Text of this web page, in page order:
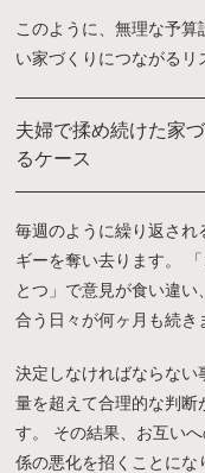
このように、無理な予
い家づくりにつながるリ
夫婦で揉め続けた家
るケース
毎週のように繰り返さ
ギーを奪い去ります。
とつ」で意見が食い違
合う日々が何ヶ月も続き
決定しなければならない
量を超えて合理的な判
す。 その結果、お互い
係の悪化を招くことにな